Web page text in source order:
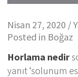
Nisan 27, 2020 /
Posted in Boğaz
Horlama nedir
yanıt ‘solunum